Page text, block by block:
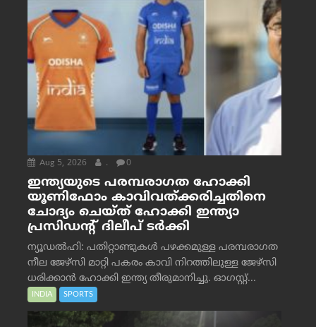
Aug 5, 2026 . 0
ഇന്ത്യയുടെ പരമ്പരാഗത ഹോക്കി
യൂണിഫോം കാവിവത്ക്കരിച്ചതിനെ
ചോദ്യം ചെയ്ത് ഹോക്കി ഇന്ത്യാ
പ്രസിഡന്റ് ദിലീപ് ടര്‍ക്കി
ന്യൂഡൽഹി: പതിറ്റാണ്ടുകൾ പഴക്കമുള്ള പരമ്പരാഗത
നീല ജേഴ്‌സി മാറ്റി പകരം കാവി നിറത്തിലുള്ള ജേഴ്‌സി
ധരിക്കാൻ ഹോക്കി ഇന്ത്യ തീരുമാനിച്ചു. ഓഗസ്റ്റ്...
INDIA SPORTS